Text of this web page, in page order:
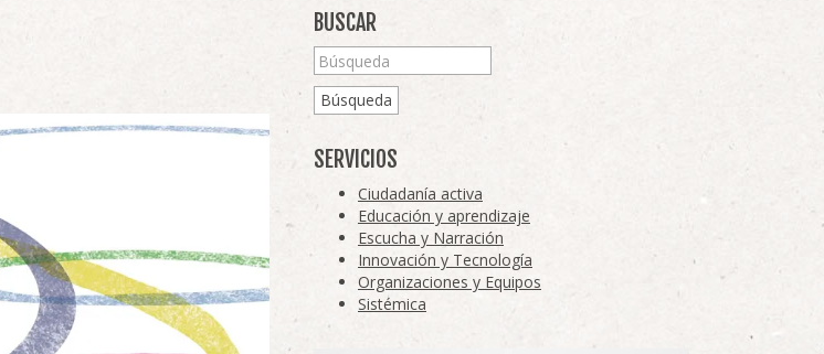
BUSCAR
Búsqueda
SERVICIOS
Ciudadanía activa
Educación y aprendizaje
Escucha y Narración
Innovación y Tecnología
Organizaciones y Equipos
Sistémica